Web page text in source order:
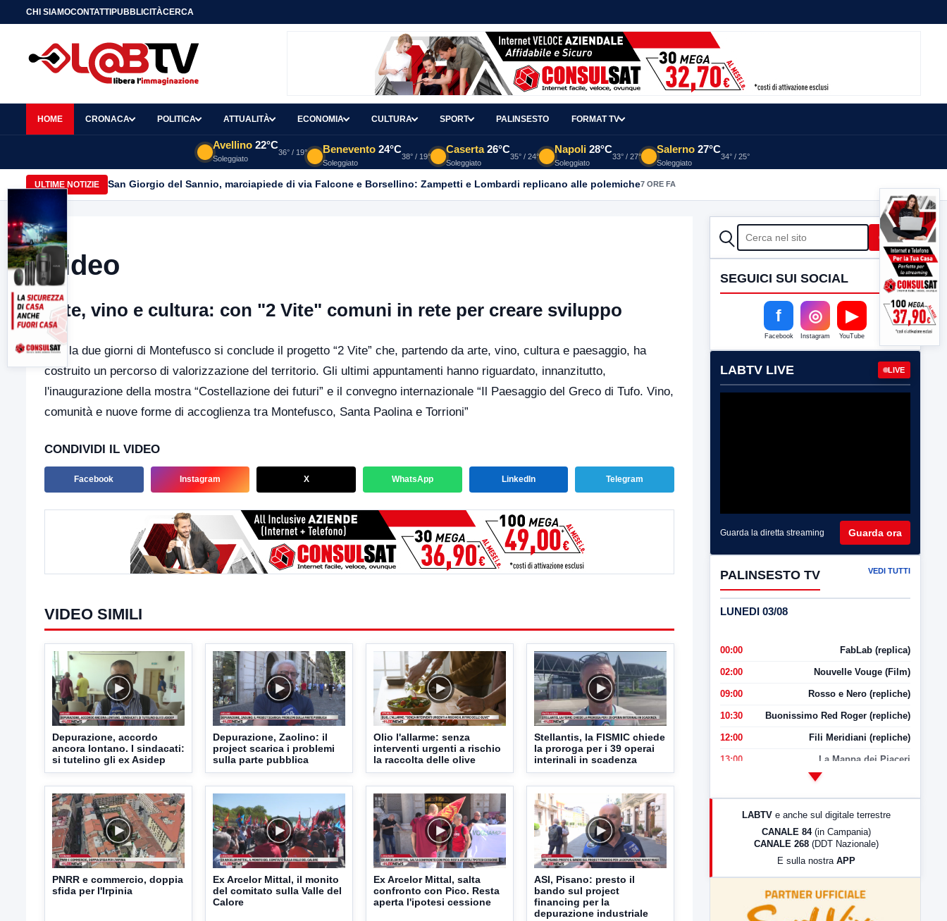
CHI SIAMOCONTATTIPUBBLICITÀCERCA
HOME CRONACA POLITICA ATTUALITÀ ECONOMIA CULTURA SPORT PALINSESTO FORMAT TV
Avellino 22°C
Soleggiato
36° / 19° Benevento 24°C
Soleggiato
38° / 19°
Caserta 26°C
Soleggiato
35° / 24°
Napoli 28°C
Soleggiato
33° / 27°
Salerno 27°C
Soleggiato
34° / 25°
ULTIME NOTIZIE San Giorgio del Sannio, marciapiede di via Falcone e Borsellino: Zampetti e Lombardi replicano alle polemiche7 ORE FA
Video
Arte, vino e cultura: con "2 Vite" comuni in rete per creare sviluppo
Con la due giorni di Montefusco si conclude il progetto “2 Vite” che, partendo da arte, vino, cultura e paesaggio, ha
costruito un percorso di valorizzazione del territorio. Gli ultimi appuntamenti hanno riguardato, innanzitutto,
l'inaugurazione della mostra “Costellazione dei futuri” e il convegno internazionale “Il Paesaggio del Greco di Tufo. Vino,
comunità e nuove forme di accoglienza tra Montefusco, Santa Paolina e Torrioni”
CONDIVIDI IL VIDEO
Facebook Instagram X WhatsApp LinkedIn Telegram
VIDEO SIMILI
Depurazione, accordo
ancora lontano. I sindacati:
si tutelino gli ex Asidep
Depurazione, Zaolino: il
project scarica i problemi
sulla parte pubblica
Olio l'allarme: senza
interventi urgenti a rischio
la raccolta delle olive
Stellantis, la FISMIC chiede
la proroga per i 39 operai
interinali in scadenza
PNRR e commercio, doppia
sfida per l'Irpinia
Ex Arcelor Mittal, il monito
del comitato sulla Valle del
Calore
Ex Arcelor Mittal, salta
confronto con Pico. Resta
aperta l'ipotesi cessione
ASI, Pisano: presto il
bando sul project
financing per la
depurazione industriale
CERCA Cerca
SEGUICI SUI SOCIAL
f
Facebook
◎
Instagram
▶
YouTube
LABTV LIVE LIVE
Guarda la diretta streaming Guarda ora
PALINSESTO TV VEDI TUTTI
LUNEDI 03/08
00:00 FabLab (replica)
02:00 Nouvelle Vouge (Film)
09:00 Rosso e Nero (repliche)
10:30 Buonissimo Red Roger (repliche)
12:00 Fili Meridiani (repliche)
13:00 La Mappa dei Piaceri
LabNews (Diretta)
LabNews (replica)
LABTV e anche sul digitale terrestre
CANALE 84 (in Campania)
CANALE 268 (DDT Nazionale)
E sulla nostra APP